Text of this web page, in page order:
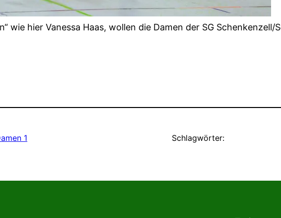
wie hier Vanessa Haas, wollen die Damen der SG
1 Schlagwörter: